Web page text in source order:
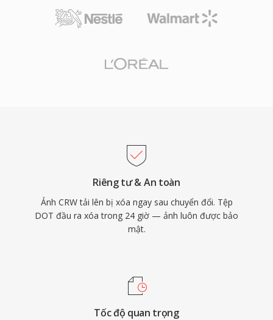
Riêng tư & An toàn
Ảnh CRW tải lên bị xóa ngay sau chuyển đổi. Tệp
DOT đầu ra xóa trong 24 giờ — ảnh luôn được bảo
mật.
Tốc độ quan trọng